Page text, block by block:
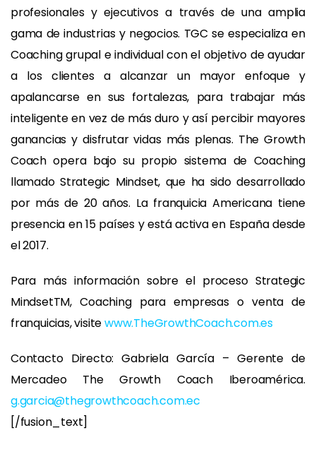
profesionales y ejecutivos a través de una amplia
gama de industrias y negocios. TGC se especializa en
Coaching grupal e individual con el objetivo de ayudar
a los clientes a alcanzar un mayor enfoque y
apalancarse en sus fortalezas, para trabajar más
inteligente en vez de más duro y así percibir mayores
ganancias y disfrutar vidas más plenas. The Growth
Coach opera bajo su propio sistema de Coaching
llamado Strategic Mindset, que ha sido desarrollado
por más de 20 años. La franquicia Americana tiene
presencia en 15 países y está activa en España desde
el 2017.
Para más información sobre el proceso Strategic
MindsetTM, Coaching para empresas o venta de
franquicias, visitewww.TheGrowthCoach.com.es
Contacto Directo: Gabriela García – Gerente de
Mercadeo The Growth Coach Iberoamérica.
g.garcia@thegrowthcoach.com.ec
[/fusion_text]